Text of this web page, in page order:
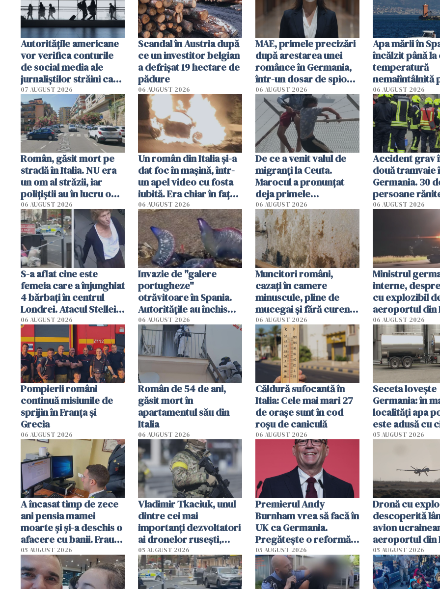
Autorităţile americane
vor verifica conturile
de social media ale
jurnaliştilor străini care
aplică pentru viză
07 AUGUST 2026
Scandal în Austria după
ce un investitor belgian
a defrișat 19 hectare de
pădure
06 AUGUST 2026
MAE, primele precizări
după arestarea unei
românce în Germania,
într-un dosar de spionaj
în favoarea Rusiei
06 AUGUST 2026
Apa mării în
încălzit până la
temperatură
nemaiîntâlnită
acum. Record
în Mediterană
06 AUGUST 2026
Român, găsit mort pe
stradă în Italia. NU era
un om al străzii, iar
polițiștii au în lucru o
singură variantă
06 AUGUST 2026
Un român din Italia și-a
dat foc în mașină, într-
un apel video cu fosta
iubită. Era chiar în fața
locuinței iubitei din
Milano
06 AUGUST 2026
De ce a venit valul de
migranți la Ceuta.
Marocul a pronunțat
deja primele
condamnări
06 AUGUST 2026
Accident grav
două tramvaie
Germania. 30
persoane
sunt în stare
06 AUGUST 2026
S-a aflat cine este
femeia care a înjunghiat
4 bărbați în centrul
Londrei. Atacul Stellei,
de 44 de ani, explicat
de anchetatori
06 AUGUST 2026
Invazie de "galere
portugheze"
otrăvitoare în Spania.
Autoritățile au închis
mai multe plaje din San
Sebastian
06 AUGUST 2026
Muncitori români,
cazați în camere
minuscule, pline de
mucegai și fără curent.
Inspectorii primăriei
din Germania i-au
evacuat pe loc
06 AUGUST 2026
Ministrul
interne,
cu explozibil
aeroportul din
Un "scenariu
hibrid"
06 AUGUST 2026
Pompierii români
continuă misiunile de
sprijin în Franţa şi
Grecia
06 AUGUST 2026
Român de 54 de ani,
găsit mort în
apartamentul său din
Italia
06 AUGUST 2026
Căldură sufocantă în
Italia: Cele mai mari 27
de orașe sunt în cod
roșu de caniculă
06 AUGUST 2026
Seceta lovește
Germania: în
localități apa
este adusă cu
de lapte.
05 AUGUST 2026
A încasat timp de zece
ani pensia mamei
moarte și și-a deschis o
afacere cu banii. Frauda
de 230.000 de euro,
descoperită de
autorități
05 AUGUST 2026
Vladimir Tkaciuk, unul
dintre cei mai
importanți dezvoltatori
ai dronelor rusești,
grav rănit într-un
atentat cu bombă
05 AUGUST 2026
Premierul Andy
Burnham vrea să facă în
UK ca Germania.
Pregătește o reformă
radicală și puterea ar
urma să se mute de la
Londra
05 AUGUST 2026
Dronă cu
descoperită
avion
aeroportul din
Un avion DHL s-a
ciocnit în aer
obiect
05 AUGUST 2026